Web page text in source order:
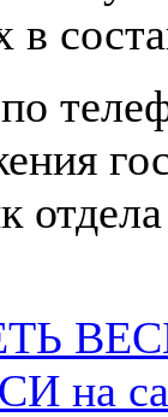
в
на